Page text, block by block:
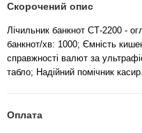
Скорочений опис
Лічильник банкнот СТ-2200 -
банкнот/хв: 1000; Ємність
справжності валют за
табло; Надійний помічник
Оплата